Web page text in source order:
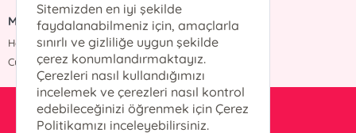
MÜŞTERİ HİZMETLERİ
Hafta içi :09:00 - 18:00
Cumartesi :09:00 - 18:00
info@okurkitap.com
Sitemizden en iyi şekilde
faydalanabilmeniz için, amaçlarla
sınırlı ve gizliliğe uygun şekilde
çerez konumlandırmaktayız.
Çerezleri nasıl kullandığımızı
incelemek ve çerezleri nasıl kontrol
edebileceğinizi öğrenmek için Çerez
Politikamızı inceleyebilirsiniz.